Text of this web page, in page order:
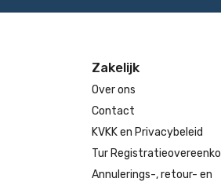
Zakelijk
Over ons
Contact
KVKK en Privacybeleid
Tur
Annulerings-, retour- en